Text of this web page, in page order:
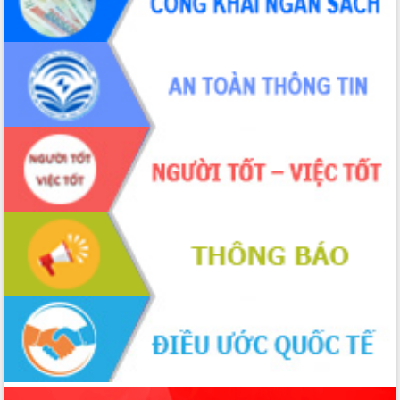
phá cơ chế - Hợp tác công tư
Đề án 06 tạo bước ngoặt đột phá trong
cải cách hành chính tỉnh Đắk Lắk
Kết nối tour, đẩy mạnh chuyển đổi số
để phát triển du lịch Đắk Lắk
Khởi động Dự án Đầu tư xây dựng hạ
tầng kỹ thuật Cụm công nghiệp Tân
Tiến
Gặp mặt các cơ quan báo chí nhân Kỷ
niệm 101 năm Ngày Báo chí Cách
mạng Việt Nam
Đắk Lắk sơ kết 4 năm triển khai thực
hiện Đề án 06 của Chính phủ
Họp báo thông tin về Hội nghị Công bố
Quy hoạch và Xúc tiến đầu tư tỉnh Đắk
Khơi thông điểm nghẽn, đẩy nhanh
giải ngân vốn khắc phục thiên tai
HĐND tỉnh thông qua điều chỉnh Quy
hoạch tỉnh thời kỳ 2021-2030